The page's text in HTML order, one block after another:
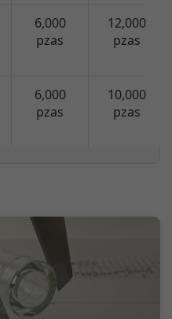
6,000
pzas
12,000
pzas
6,000
pzas
10,000
pzas